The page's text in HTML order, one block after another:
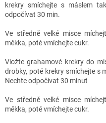
krekry smíchejte s máslem
odpočívat 30 min.
Ve středně velké misce
měkka, poté vmíchejte cukr.
Vložte grahamové krekry do
drobky, poté krekry smíchejte s
Nechte odpočívat 30 minut
Ve středně velké misce
měkka, poté vmíchejte cukr.